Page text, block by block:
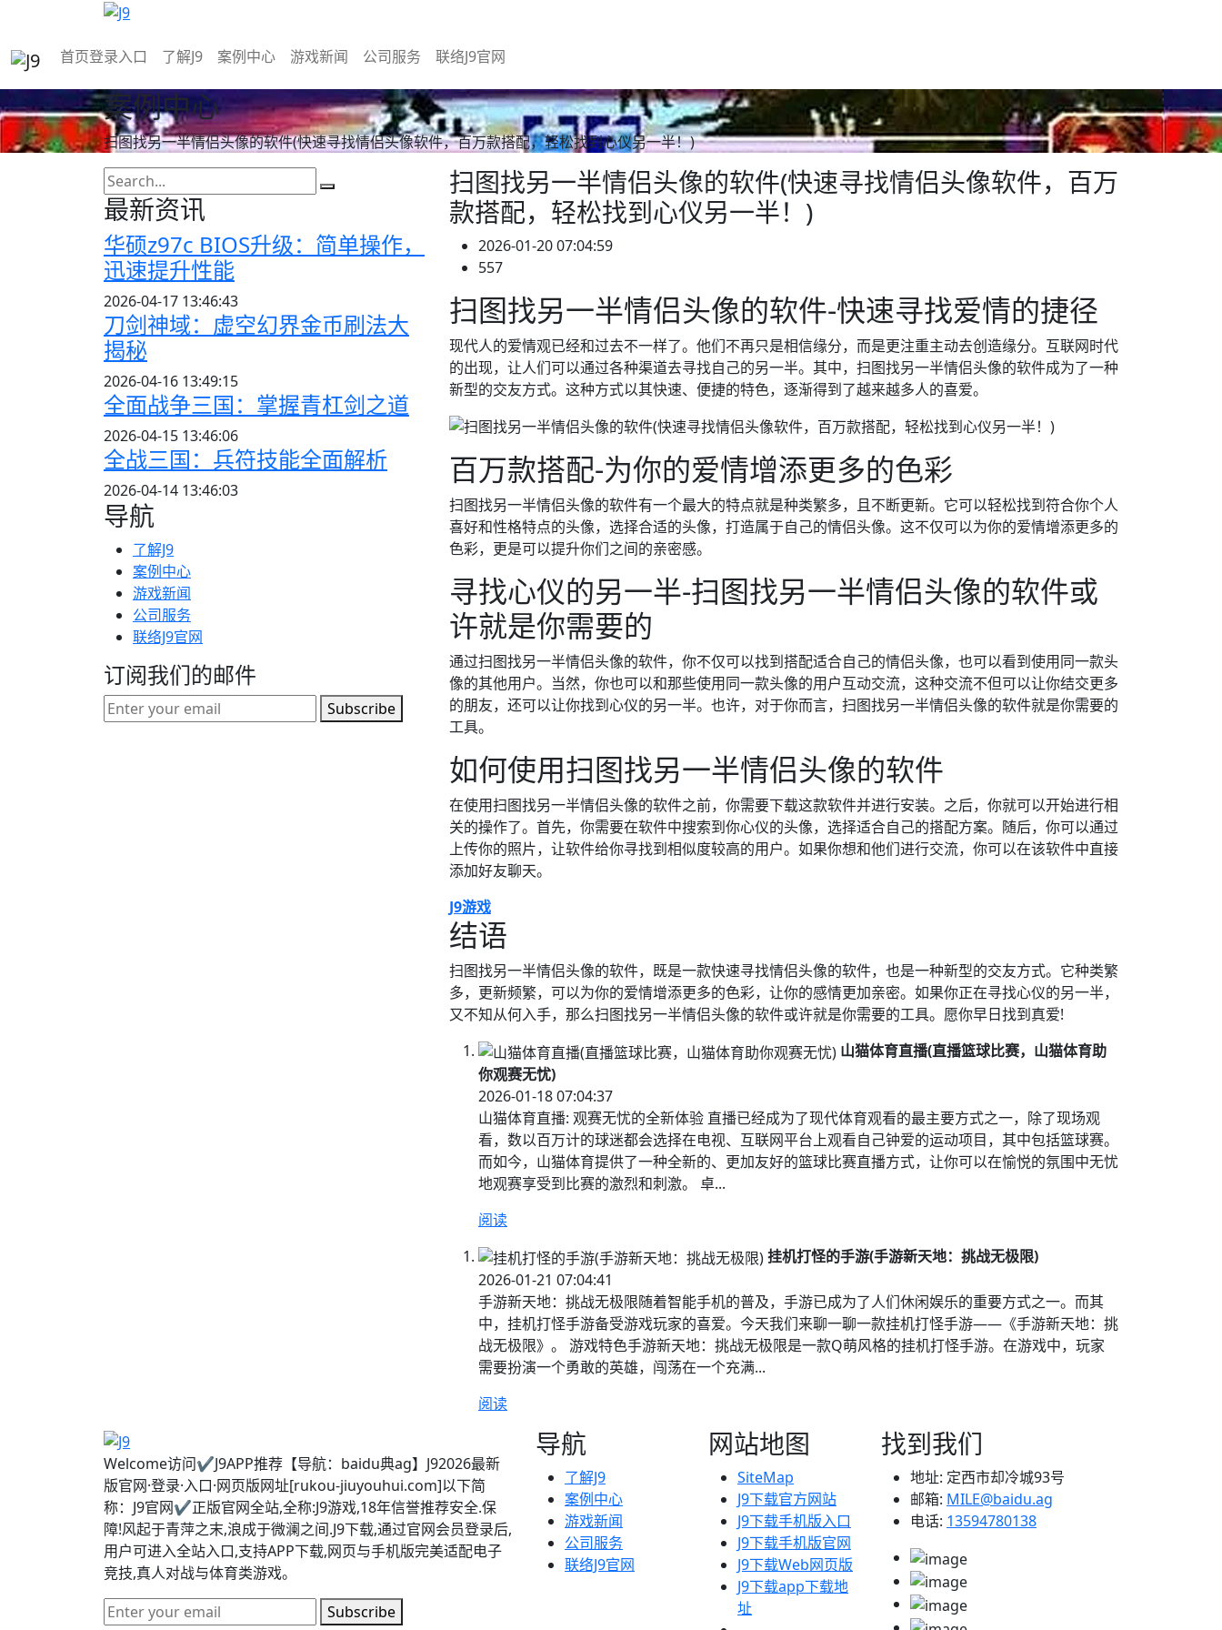
首页登录入口 了解J9 案例中心 游戏新闻 公司服务 联络J9官网
案例中心
扫图找另一半情侣头像的软件(快速寻找情侣头像软件，百万款搭配，轻松找到心仪另一半！)
最新资讯
华硕z97c BIOS升级：简单操作，
迅速提升性能
2026-04-17 13:46:43
刀剑神域：虚空幻界金币刷法大
揭秘
2026-04-16 13:49:15
全面战争三国：掌握青杠剑之道
2026-04-15 13:46:06
全战三国：兵符技能全面解析
2026-04-14 13:46:03
导航
了解J9
案例中心
游戏新闻
公司服务
联络J9官网
订阅我们的邮件
Subscribe
扫图找另一半情侣头像的软件(快速寻找情侣头像软件，百万
款搭配，轻松找到心仪另一半！)
2026-01-20 07:04:59
557
扫图找另一半情侣头像的软件-快速寻找爱情的捷径
现代人的爱情观已经和过去不一样了。他们不再只是相信缘分，而是更注重主动去创造缘分。互联网时代
的出现，让人们可以通过各种渠道去寻找自己的另一半。其中，扫图找另一半情侣头像的软件成为了一种
新型的交友方式。这种方式以其快速、便捷的特色，逐渐得到了越来越多人的喜爱。
百万款搭配-为你的爱情增添更多的色彩
扫图找另一半情侣头像的软件有一个最大的特点就是种类繁多，且不断更新。它可以轻松找到符合你个人
喜好和性格特点的头像，选择合适的头像，打造属于自己的情侣头像。这不仅可以为你的爱情增添更多的
色彩，更是可以提升你们之间的亲密感。
寻找心仪的另一半-扫图找另一半情侣头像的软件或
许就是你需要的
通过扫图找另一半情侣头像的软件，你不仅可以找到搭配适合自己的情侣头像，也可以看到使用同一款头
像的其他用户。当然，你也可以和那些使用同一款头像的用户互动交流，这种交流不但可以让你结交更多
的朋友，还可以让你找到心仪的另一半。也许，对于你而言，扫图找另一半情侣头像的软件就是你需要的
工具。
如何使用扫图找另一半情侣头像的软件
在使用扫图找另一半情侣头像的软件之前，你需要下载这款软件并进行安装。之后，你就可以开始进行相
关的操作了。首先，你需要在软件中搜索到你心仪的头像，选择适合自己的搭配方案。随后，你可以通过
上传你的照片，让软件给你寻找到相似度较高的用户。如果你想和他们进行交流，你可以在该软件中直接
添加好友聊天。
J9游戏
结语
扫图找另一半情侣头像的软件，既是一款快速寻找情侣头像的软件，也是一种新型的交友方式。它种类繁
多，更新频繁，可以为你的爱情增添更多的色彩，让你的感情更加亲密。如果你正在寻找心仪的另一半，
又不知从何入手，那么扫图找另一半情侣头像的软件或许就是你需要的工具。愿你早日找到真爱!
山猫体育直播(直播篮球比赛，山猫体育助
你观赛无忧)
2026-01-18 07:04:37
山猫体育直播: 观赛无忧的全新体验 直播已经成为了现代体育观看的最主要方式之一，除了现场观
看，数以百万计的球迷都会选择在电视、互联网平台上观看自己钟爱的运动项目，其中包括篮球赛。
而如今，山猫体育提供了一种全新的、更加友好的篮球比赛直播方式，让你可以在愉悦的氛围中无忧
地观赛享受到比赛的激烈和刺激。 卓...
阅读
挂机打怪的手游(手游新天地：挑战无极限)
2026-01-21 07:04:41
手游新天地：挑战无极限随着智能手机的普及，手游已成为了人们休闲娱乐的重要方式之一。而其
中，挂机打怪手游备受游戏玩家的喜爱。今天我们来聊一聊一款挂机打怪手游——《手游新天地：挑
战无极限》。 游戏特色手游新天地：挑战无极限是一款Q萌风格的挂机打怪手游。在游戏中，玩家
需要扮演一个勇敢的英雄，闯荡在一个充满...
阅读
Welcome访问✔J9APP推荐【导航：baidu典ag】J92026最新
版官网·登录·入口·网页版网址[rukou-jiuyouhui.com]以下简
称：J9官网✔正版官网全站,全称:J9游戏,18年信誉推荐安全.保
障!风起于青萍之末,浪成于微澜之间.J9下载,通过官网会员登录后,
用户可进入全站入口,支持APP下载,网页与手机版完美适配电子
竞技,真人对战与体育类游戏。
Subscribe
导航
了解J9
案例中心
游戏新闻
公司服务
联络J9官网
网站地图
SiteMap
J9下载官方网站
J9下载手机版入口
J9下载手机版官网
J9下载Web网页版
J9下载app下载地
址
找到我们
地址: 定西市却冷城93号
邮箱: MILE@baidu.ag
电话: 13594780138